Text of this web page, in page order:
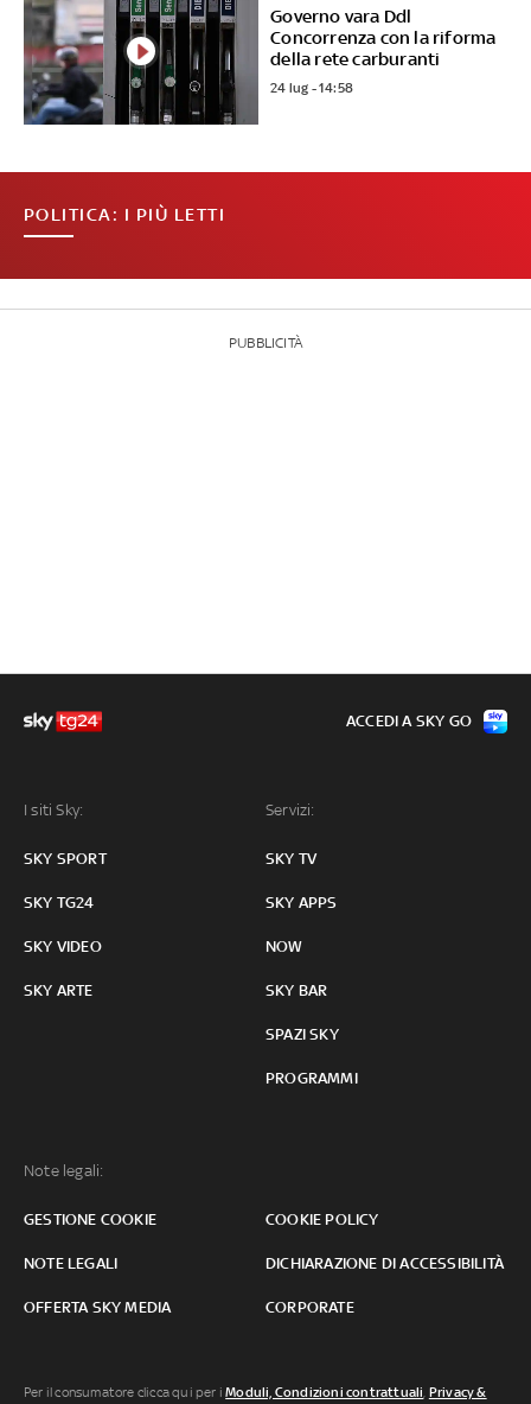
Governo vara Ddl
Concorrenza con la riforma
della rete carburanti
24 lug - 14:58
POLITICA: I PIÙ LETTI
PUBBLICITÀ
I siti Sky:
SKY SPORT
SKY TG24
SKY VIDEO
SKY ARTE
Servizi:
SKY TV
SKY APPS
NOW
SKY BAR
SPAZI SKY
PROGRAMMI
Note legali:
GESTIONE COOKIE COOKIE POLICY
NOTE LEGALI DICHIARAZIONE DI ACCESSIBILITÀ
OFFERTA SKY MEDIA CORPORATE
ACCEDI A SKY GO
Per il consumatore clicca qui per iModuli, Condizioni contrattuali, Privacy &